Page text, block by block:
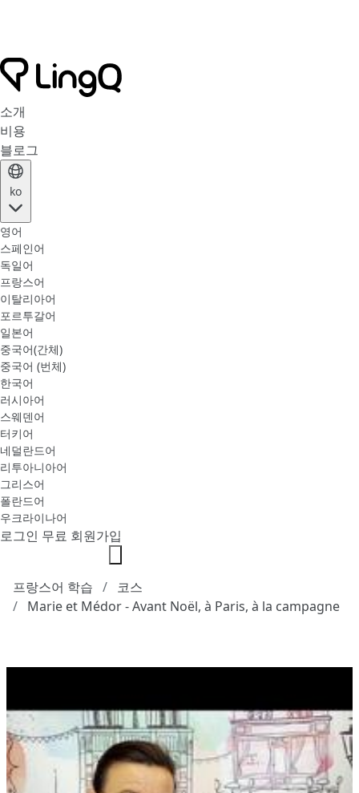
소개
비용
블로그
ko
영어
스페인어
독일어
프랑스어
이탈리아어
포르투갈어
일본어
중국어(간체)
중국어 (번체)
한국어
러시아어
스웨덴어
터키어
네덜란드어
리투아니아어
그리스어
폴란드어
우크라이나어
로그인 무료 회원가입
프랑스어 학습
코스
Marie et Médor - Avant Noël, à Paris, à la campagne